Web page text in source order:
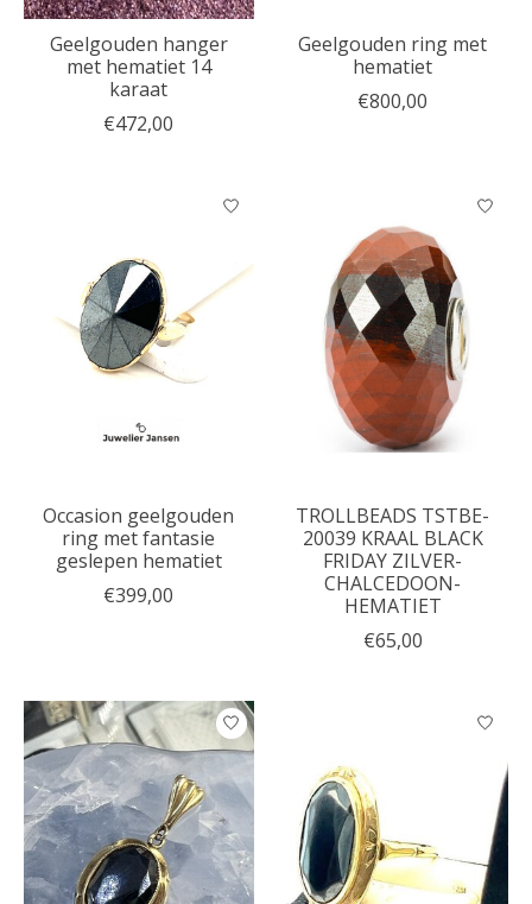
Geelgouden hanger
met hematiet 14
karaat
€472,00
Geelgouden ring met
hematiet
€800,00
Occasion geelgouden
ring met fantasie
geslepen hematiet
€399,00
TROLLBEADS TSTBE-
20039 KRAAL BLACK
FRIDAY ZILVER-
CHALCEDOON-
HEMATIET
€65,00